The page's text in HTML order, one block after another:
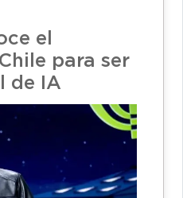
el
para ser
de IA